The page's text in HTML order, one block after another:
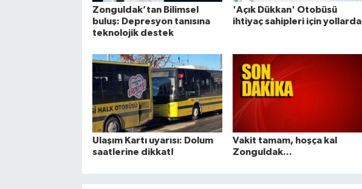
Zonguldak’tan Bilimsel
buluş: Depresyon tanısına
teknolojik destek
'Açık Dükkan' Otobüsü
ihtiyaç sahipleri için yollarda
Ulaşım Kartı uyarısı: Dolum
saatlerine dikkat!
Vakit tamam, hoşça kal
Zonguldak...